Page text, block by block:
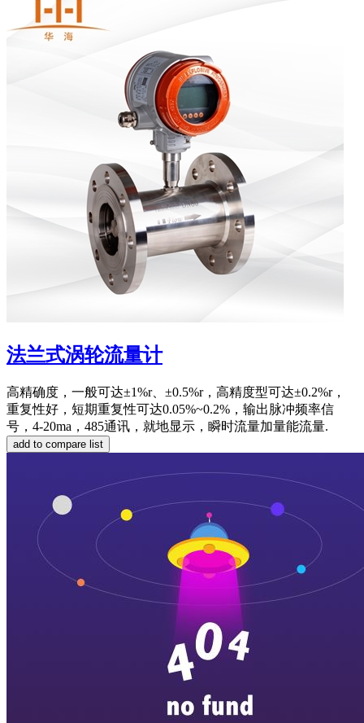
法兰式涡轮流量计
高精确度，一般可达±1%r、±0.5%r，高精度型可达±0.2%r，
重复性好，短期重复性可达0.05%~0.2%，输出脉冲频率信
号，4-20ma，485通讯，就地显示，瞬时流量加量能流量.